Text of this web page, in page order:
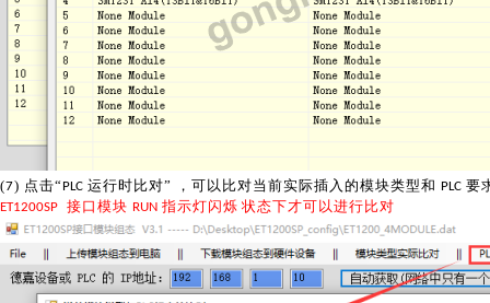
(7) 点击“PLC 运行时比对” ，可以比对当前实际插入的模块类型和 PLC 要
ET1200SP 接口模块 RUN 指示灯闪烁 状态下才可以进行比对